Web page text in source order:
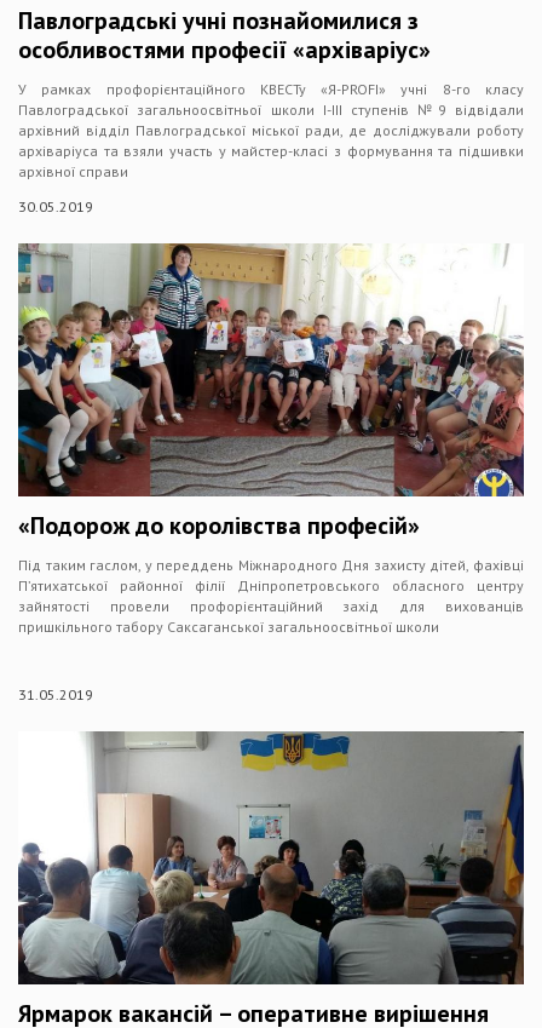
Павлоградські учні познайомилися з
особливостями професії «архіваріус»
У рамках профорієнтаційного КВЕСТу «Я-PROFI» учні 8-го класу
Павлоградської загальноосвітньої школи І-ІІІ ступенів №9 відвідали
архівний відділ Павлоградської міської ради, де досліджували роботу
архіваріуса та взяли участь у майстер-класі з формування та підшивки
архівної справи
30.05.2019
«Подорож до королівства професій»
Під таким гаслом, у переддень Міжнародного Дня захисту дітей, фахівці
П’ятихатської районної філії Дніпропетровського обласного центру
зайнятості провели профорієнтаційний захід для вихованців
пришкільного табору Саксаганської загальноосвітньої школи
31.05.2019
Ярмарок вакансій – оперативне вирішення